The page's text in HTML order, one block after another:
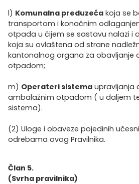
l) Komunalna preduzeća koja se
transportom i konačnim
otpada u čijem se sastavu nalazi i
koja su ovlaštena od strane
kantonalnog organa za obavljanje
otpadom;
m) Operateri sistema upravljanja
ambalažnim otpadom ( u daljem
sistema).
(2) Uloge i obaveze pojedinih
odrebama ovog Pravilnika.
Član 5.
(Svrha pravilnika)